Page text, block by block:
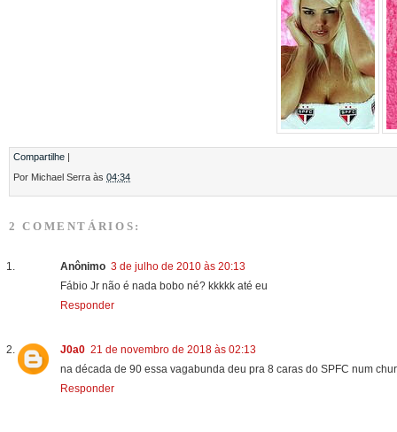
Compartilhe |
Por Michael Serra às 04:34
2 COMENTÁRIOS:
Anônimo 3 de julho de 2010 às 20:13
Fábio Jr não é nada bobo né? kkkkk até eu
Responder
J0a0 21 de novembro de 2018 às 02:13
na década de 90 essa vagabunda deu pra 8 caras do SPFC num
Responder